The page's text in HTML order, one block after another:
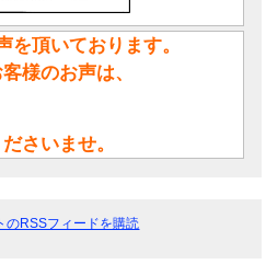
を頂いております。
様のお声は、
さいませ。
のRSSフィードを購読